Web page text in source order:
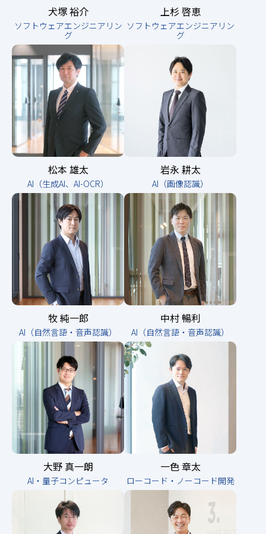
犬塚 裕介
ソフトウェアエンジニアリン
グ
上杉 啓恵
ソフトウェアエンジニアリン
グ
松本 雄太
AI（生成AI、AI-OCR）
岩永 耕太
AI（画像認識）
牧 純一郎
AI（自然言語・音声認識）
中村 暢利
AI（自然言語・音声認識）
大野 真一朗
AI・量子コンピュータ
一色 章太
ローコード・ノーコード開発